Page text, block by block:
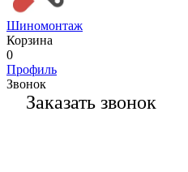
Шиномонтаж
Корзина
0
Профиль
Звонок
Заказать звонок